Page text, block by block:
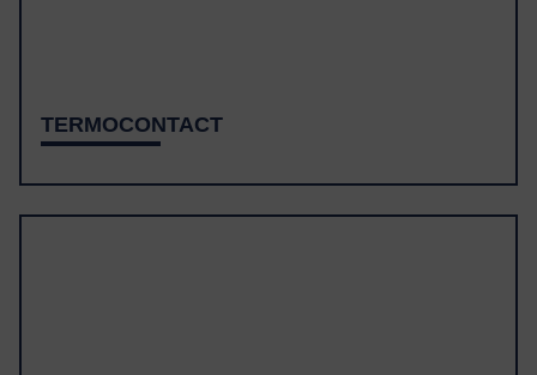
TERMOCONTACT